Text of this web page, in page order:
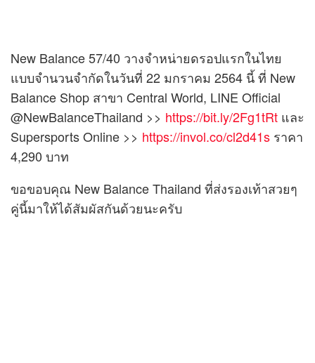
New Balance 57/40 วางจำหน่ายดรอปแรกในไทย
แบบจำนวนจำกัดในวันที่ 22 มกราคม 2564 นี้ ที่ New
Balance Shop สาขา Central World, LINE Official
@NewBalanceThailand >> https://bit.ly/2Fg1tRt และ
Supersports Online >> https://invol.co/cl2d41s ราคา
4,290 บาท
ขอขอบคุณ New Balance Thailand ที่ส่งรองเท้าสวยๆ
คู่นี้มาให้ได้สัมผัสกันด้วยนะครับ